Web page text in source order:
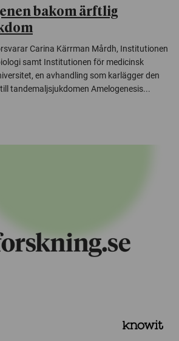
bakom ärftlig
Carina Kärrman Mårdh, Institutionen
samt Institutionen för medicinsk
en avhandling som karlägger den
tandemaljsjukdomen Amelogenesis...